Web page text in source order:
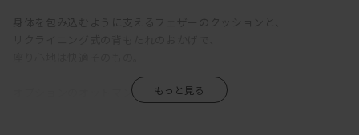
オプションのオットマンを脚もとに置けば、